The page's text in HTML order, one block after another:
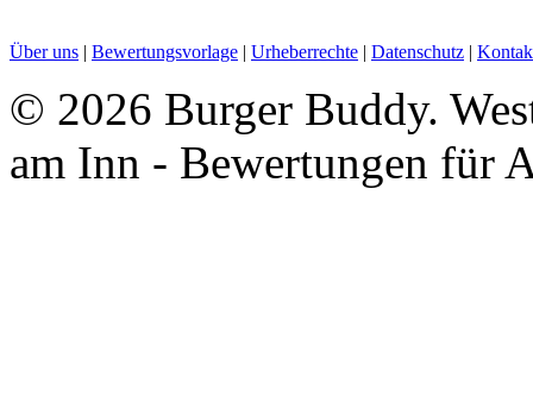
Über uns | Bewertungsvorlage | Urheberrechte | Datenschutz |
© 2026 Burger Buddy.
am Inn - Bewertungen für